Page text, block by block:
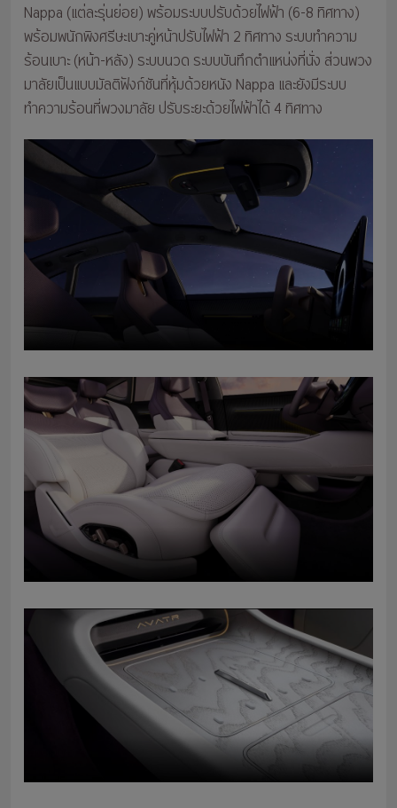
Nappa (แต่ละรุ่นย่อย) พร้อมระบบปรับด้วยไฟฟ้า (6-8 ทิศทาง)
พร้อมพนักพิงศรีษะเบาะคู่หน้าปรับไฟฟ้า 2 ทิศทาง ระบบทำความ
ร้อนเบาะ (หน้า-หลัง) ระบบนวด ระบบบันทึกตำแหน่งที่นั่ง ส่วนพวง
มาลัยเป็นแบบมัลติฟังก์ชันที่หุ้มด้วยหนัง Nappa และยังมีระบบ
ทำความร้อนที่พวงมาลัย ปรับระยะด้วยไฟฟ้าได้ 4 ทิศทาง